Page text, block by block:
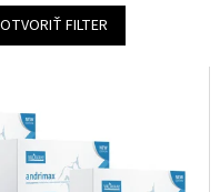
OTVORIŤ FILTER